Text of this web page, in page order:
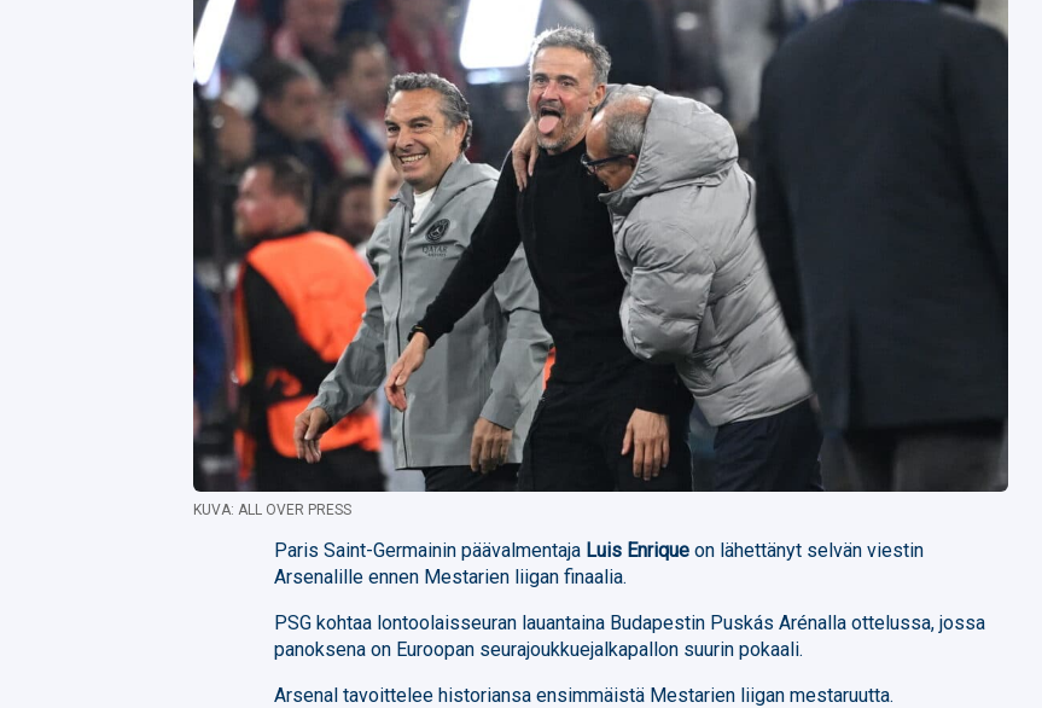
KUVA: ALL OVER PRESS
Paris Saint-Germainin päävalmentaja Luis Enrique on lähettänyt selvän viestin
Arsenalille ennen Mestarien liigan finaalia.
PSG kohtaa lontoolaisseuran lauantaina Budapestin Puskás Arénalla ottelussa, jossa
panoksena on Euroopan seurajoukkuejalkapallon suurin pokaali.
Arsenal tavoittelee historiansa ensimmäistä Mestarien liigan mestaruutta.